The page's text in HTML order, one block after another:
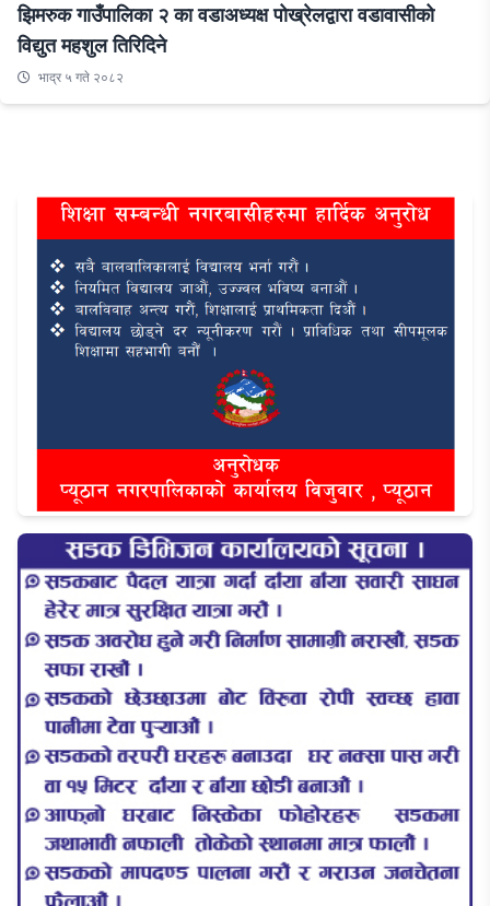
झिमरुक गाउँपालिका २ का वडाअध्यक्ष पोख्रेलद्वारा वडावासीको
विद्युत महशुल तिरिदिने
भाद्र ५ गते २०८२